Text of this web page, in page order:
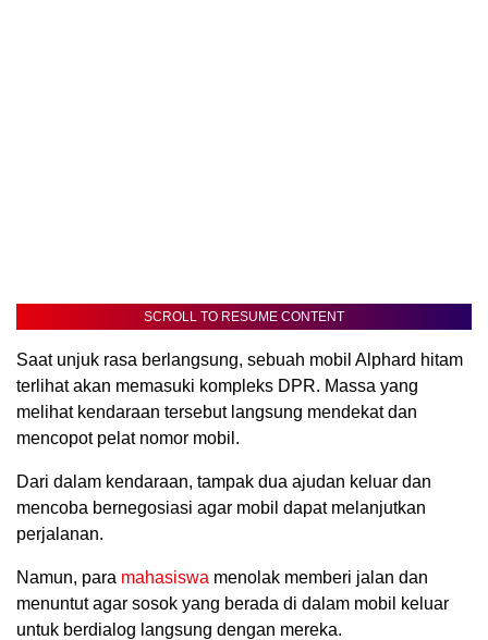
SCROLL TO RESUME CONTENT
Saat unjuk rasa berlangsung, sebuah mobil Alphard hitam
terlihat akan memasuki kompleks DPR. Massa yang
melihat kendaraan tersebut langsung mendekat dan
mencopot pelat nomor mobil.
Dari dalam kendaraan, tampak dua ajudan keluar dan
mencoba bernegosiasi agar mobil dapat melanjutkan
perjalanan.
Namun, para mahasiswa menolak memberi jalan dan
menuntut agar sosok yang berada di dalam mobil keluar
untuk berdialog langsung dengan mereka.